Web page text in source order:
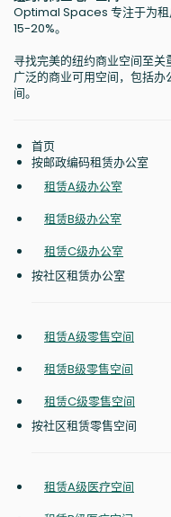
Optimal Spaces 专注于为租
15-20%。
寻找完美的纽约商业空间至
广泛的商业可用空间，包括
间。
首页
按邮政编码租赁办公室
租赁A级办公室
租赁B级办公室
租赁C级办公室
按社区租赁办公室
租赁A级零售空间
租赁B级零售空间
租赁C级零售空间
按社区租赁零售空间
租赁A级医疗空间